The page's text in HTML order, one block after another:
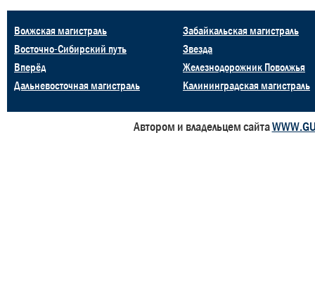
Волжская магистраль
Восточно-Сибирский путь
Вперёд
Дальневосточная магистраль
Забайкальская магистраль
Звезда
Железнодорожник Поволжья
Калининградская магистраль
Автором и владельцем сайта